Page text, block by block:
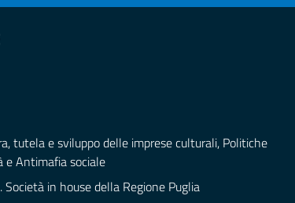
tutela e sviluppo delle imprese culturali, Politiche
e Antimafia sociale
Società in house della Regione Puglia